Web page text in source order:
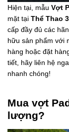
Hiện tại, mẫu Vợt
mặt tại Thể Thao
cấp đầy đủ các
hữu sản phẩm với
hàng hoặc đặt
tiết, hãy liên hệ
nhanh chóng!
Mua vợt
lượng?